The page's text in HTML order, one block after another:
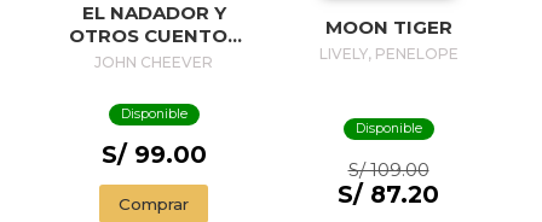
EL NADADOR Y
OTROS CUENTOS
(EDICIÓN
SWIMMER AND
OTHER STORIES (
ILLUSTRADED
JOHN CHEEVER
Disponible
S/ 99.00
Comprar
MOON TIGER
LIVELY, PENELOPE
Disponible
S/ 109.00
S/ 87.20